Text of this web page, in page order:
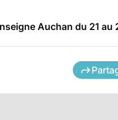
Auchan du 21 au